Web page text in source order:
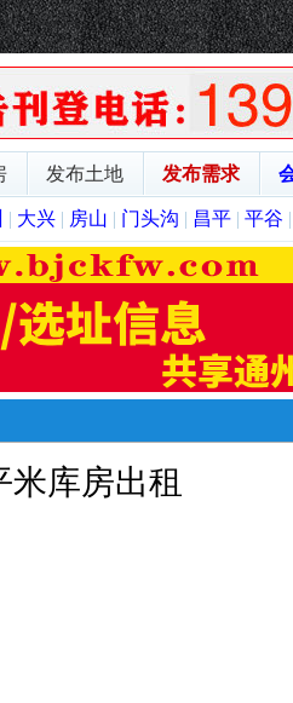
发布土地 发布需求
| 大兴 | 房山 | 门头沟 | 昌平 | 平谷 |
米库房出租